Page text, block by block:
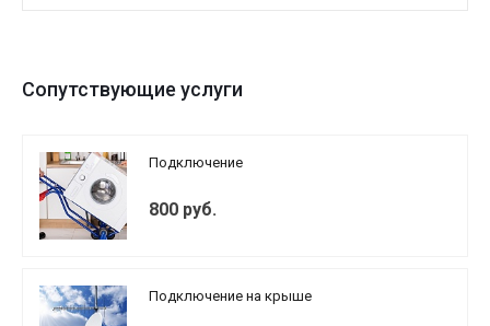
Сопутствующие услуги
Подключение
800 руб.
Подключение на крыше